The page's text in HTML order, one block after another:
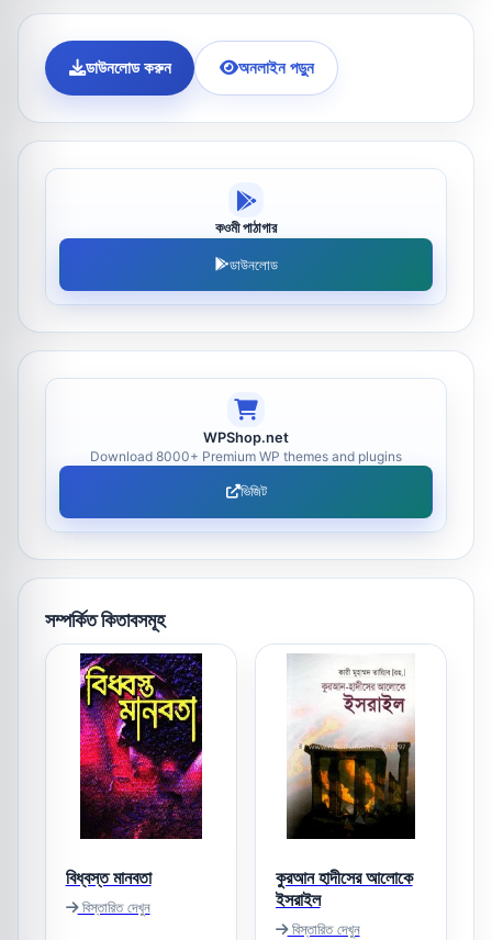
ডাউনলোড করুন অনলাইন পড়ুন
কওমী পাঠাগার
ডাউনলোড
WPShop.net
Download 8000+ Premium WP themes and plugins
ভিজিট
সম্পর্কিত কিতাবসমূহ
বিধ্বস্ত মানবতা
বিস্তারিত দেখুন
কুরআন হাদীসের আলোকে
ইসরাইল
বিস্তারিত দেখুন